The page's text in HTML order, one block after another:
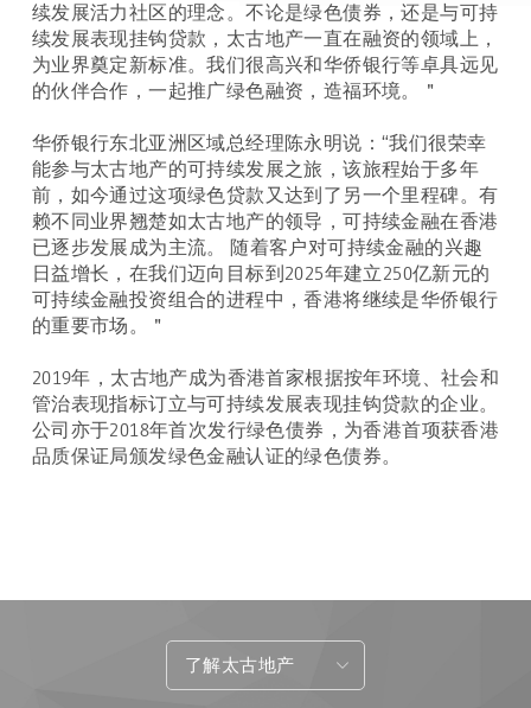
续发展活力社区的理念。不论是绿色债券，还是与可持
续发展表现挂钩贷款，太古地产一直在融资的领域上，
为业界奠定新标准。我们很高兴和华侨银行等卓具远见
的伙伴合作，一起推广绿色融资，造福环境。＂
华侨银行东北亚洲区域总经理陈永明说：“我们很荣幸
能参与太古地产的可持续发展之旅，该旅程始于多年
前，如今通过这项绿色贷款又达到了另一个里程碑。有
赖不同业界翘楚如太古地产的领导，可持续金融在香港
已逐步发展成为主流。 随着客户对可持续金融的兴趣
日益增长，在我们迈向目标到2025年建立250亿新元的
可持续金融投资组合的进程中，香港将继续是华侨银行
的重要市场。＂
2019年，太古地产成为香港首家根据按年环境、社会和
管治表现指标订立与可持续发展表现挂钩贷款的企业。
公司亦于2018年首次发行绿色债券，为香港首项获香港
品质保证局颁发绿色金融认证的绿色债券。
了解太古地产